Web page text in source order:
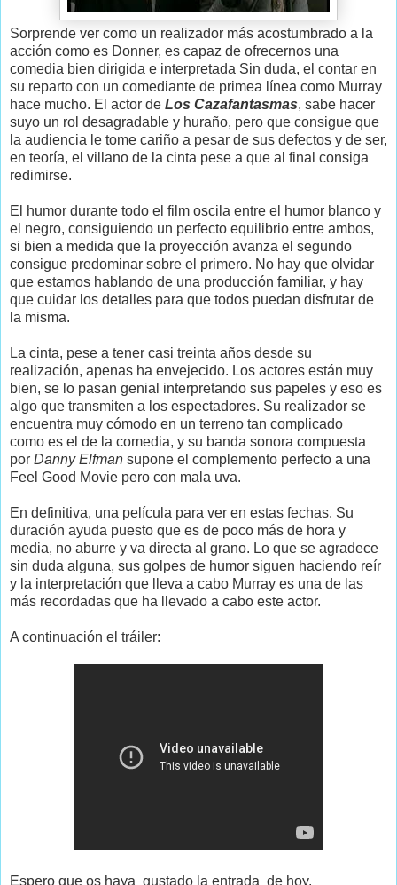
Sorprende ver como un realizador más acostumbrado a la
acción como es Donner, es capaz de ofrecernos una
comedia bien dirigida e interpretada Sin duda, el contar en
su reparto con un comediante de primea línea como Murray
hace mucho. El actor de Los Cazafantasmas, sabe hacer
suyo un rol desagradable y huraño, pero que consigue que
la audiencia le tome cariño a pesar de sus defectos y de ser,
en teoría, el villano de la cinta pese a que al final consiga
redimirse.
El humor durante todo el film oscila entre el humor blanco y
el negro, consiguiendo un perfecto equilibrio entre ambos,
si bien a medida que la proyección avanza el segundo
consigue predominar sobre el primero. No hay que olvidar
que estamos hablando de una producción familiar, y hay
que cuidar los detalles para que todos puedan disfrutar de
la misma.
La cinta, pese a tener casi treinta años desde su
realización, apenas ha envejecido. Los actores están muy
bien, se lo pasan genial interpretando sus papeles y eso es
algo que transmiten a los espectadores. Su realizador se
encuentra muy cómodo en un terreno tan complicado
como es el de la comedia, y su banda sonora compuesta
por Danny Elfman supone el complemento perfecto a una
Feel Good Movie pero con mala uva.
En definitiva, una película para ver en estas fechas. Su
duración ayuda puesto que es de poco más de hora y
media, no aburre y va directa al grano. Lo que se agradece
sin duda alguna, sus golpes de humor siguen haciendo reír
y la interpretación que lleva a cabo Murray es una de las
más recordadas que ha llevado a cabo este actor.
A continuación el tráiler:
Espero que os haya gustado la entrada de hoy.